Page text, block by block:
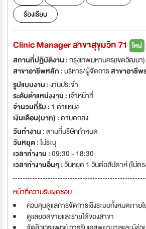
ร้องเรียน
Clinic Manager สาขาสุขุมวิท 71 ใหม่
สถานที่ปฏิบัติงาน :กรุงเทพมหานคร(เขตวัฒนา)
สาขาอาชีพหลัก :บริหาร/ผู้จัดการสาขาอาชีพ
รูปแบบงาน :งานประจำ
ระดับตำแหน่งงาน : เจ้าหน้าที่
จำนวนที่รับ : 1 ตำแหน่ง
เงินเดือน(บาท) :ตามตกลง
วันทำงาน :ตามที่บริษัทกำหนด
วันหยุด :ไม่ระบุ
เวลาทำงาน :09:30 - 18:30
เวลาทำงานอื่นๆ :วันหยุด 1 วันต่อสัปดาห์ (ไม่ต
หน้าที่ความรับผิดชอบ
ควบคุมดูแลการจัดการเชิงระบบทั้งหมดภาย
ดูแลยอดขายและรายได้ของสาขา